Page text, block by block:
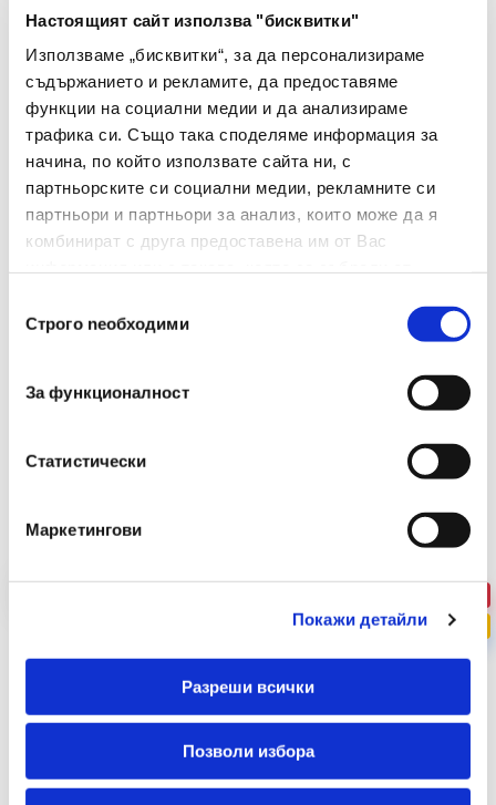
Настоящият сайт използва "бисквитки"
Използваме „бисквитки“, за да персонализираме
съдържанието и рекламите, да предоставяме
функции на социални медии и да анализираме
трафика си. Също така споделяме информация за
начина, по който използвате сайта ни, с
партньорските си социални медии, рекламните си
партньори и партньори за анализ, които може да я
комбинират с друга предоставена им от Вас
наСтрого nеобходими
За функционалност
Статистически
Маркетингови
Покажи детайли
Разреши всички
Позволи избора
Грип Зона Не
Сменяем Пълнител Не
Брой В Опаковка 10
Вид Тънкописец
Препоръчани Продукти
ПРОМО